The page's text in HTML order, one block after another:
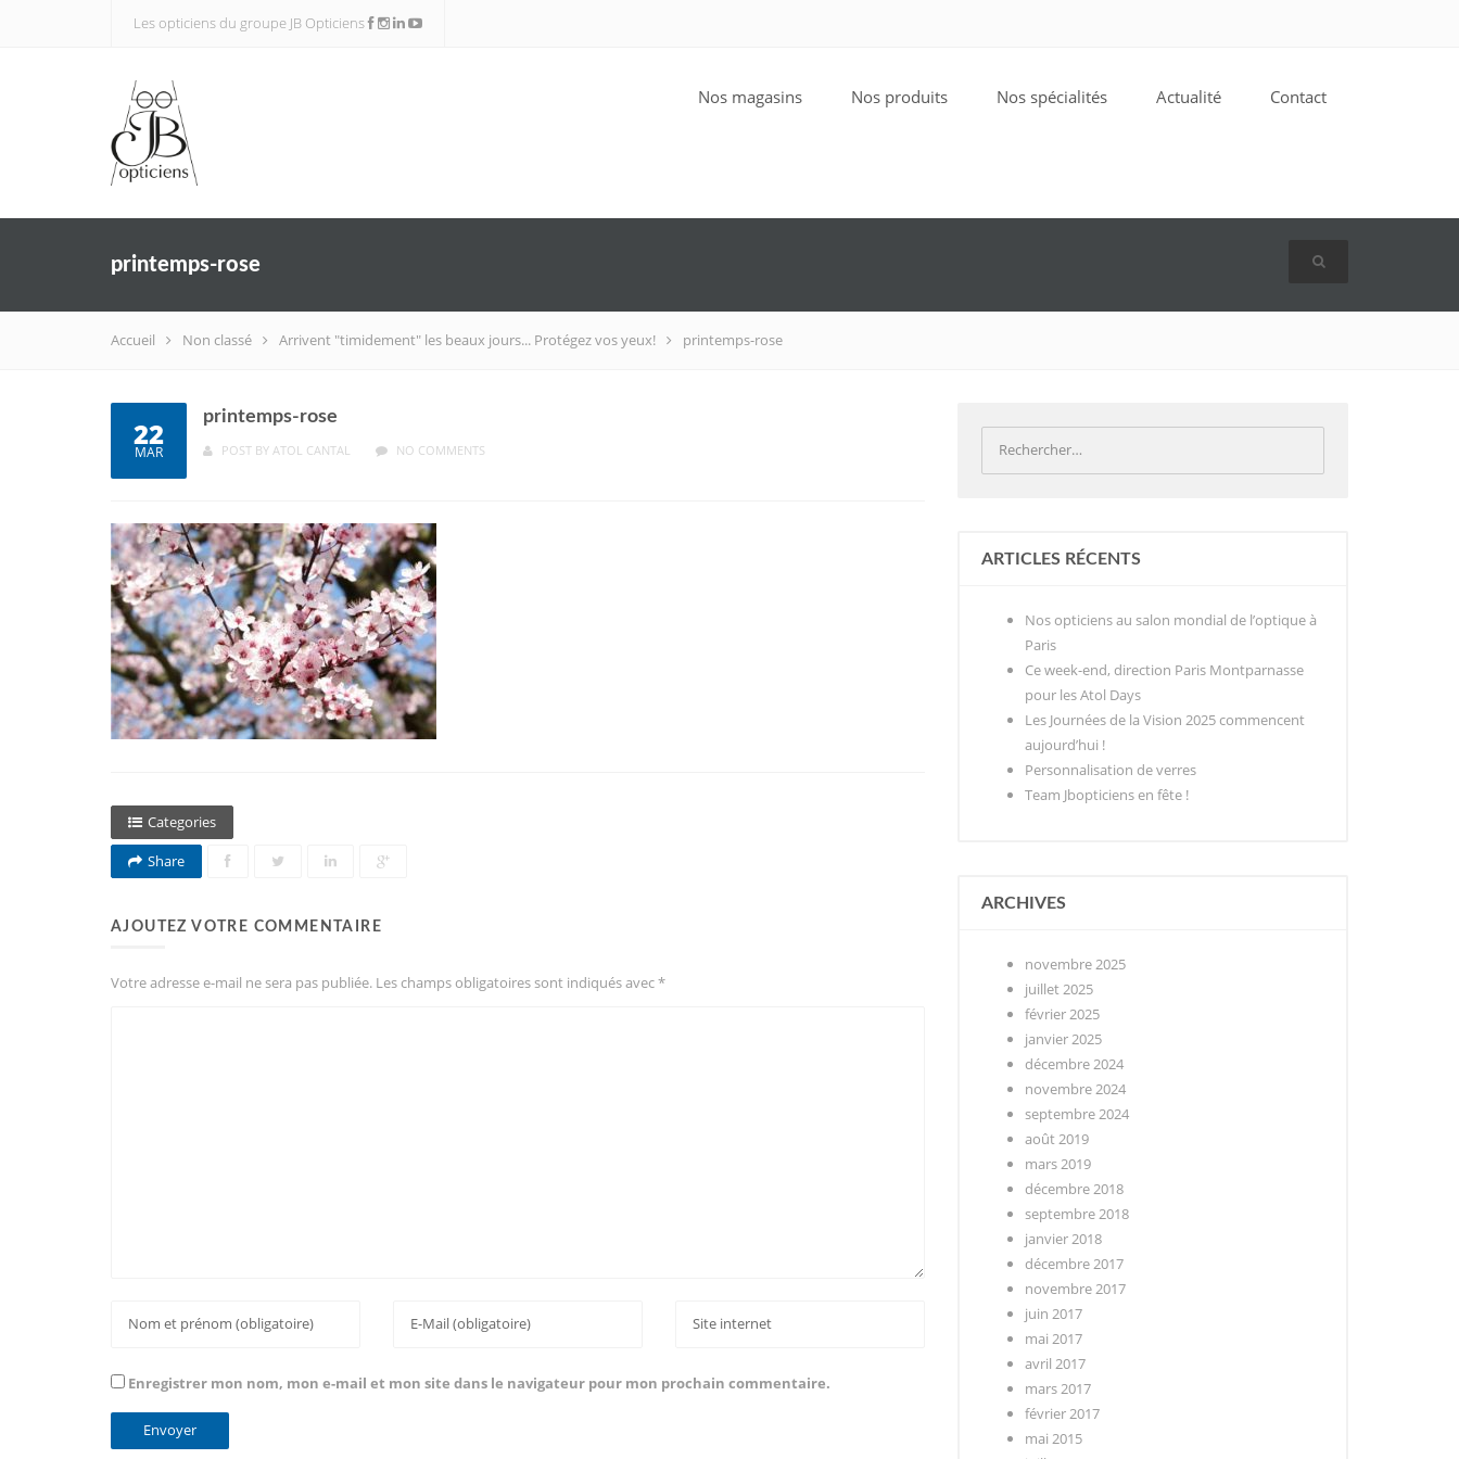
Les opticiens du groupe JB Opticiens
Nos magasins Nos produits Nos spécialités Actualité Contact
printemps-rose
Accueil Non classé Arrivent "timidement" les beaux jours... Protégez vos yeux! printemps-rose
22
MAR
printemps-rose
POST BY ATOL CANTAL NO COMMENTS
Categories
Share
AJOUTEZ VOTRE COMMENTAIRE
Votre adresse e-mail ne sera pas publiée. Les champs obligatoires sont indiqués avec*
Enregistrer mon nom, mon e-mail et mon site dans le navigateur pour mon prochain commentaire.
ARTICLES RÉCENTS
Nos opticiens au salon mondial de l’optique à
Paris
Ce week-end, direction Paris Montparnasse
pour les Atol Days
Les Journées de la Vision 2025 commencent
aujourd’hui !
Personnalisation de verres
Team Jbopticiens en fête !
ARCHIVES
novembre 2025
juillet 2025
février 2025
janvier 2025
décembre 2024
novembre 2024
septembre 2024
août 2019
mars 2019
décembre 2018
septembre 2018
janvier 2018
décembre 2017
novembre 2017
juin 2017
mai 2017
avril 2017
mars 2017
février 2017
mai 2015